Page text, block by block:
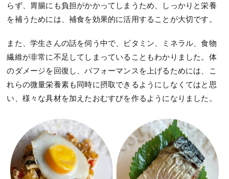
らず、胃腸にも負担がかかってしまうため、しっかりと栄養
を補うためには、補食を効果的に活用することが大切です。
また、学生さんの話を伺う中で、ビタミン、ミネラル、食物
繊維が非常に不足してしまっていることもわかりました。体
のダメージを回復し、パフォーマンスを上げるためには、こ
れらの微量栄養素も同時に摂取できるようにしなくてはと思
い、様々な具材を加えたおむすびを作るようになりました。